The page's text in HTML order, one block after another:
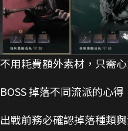
不用耗費額外素材，只需
BOSS 掉落不同流派的心得
出戰前務必確認掉落種類